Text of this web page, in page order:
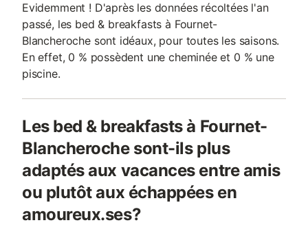
Evidemment ! D'après les données récoltées l'an
passé, les bed & breakfasts à Fournet-
Blancheroche sont idéaux, pour toutes les saisons.
En effet, 0 % possèdent une cheminée et 0 % une
piscine.
Les bed & breakfasts à Fournet-
Blancheroche sont-ils plus
adaptés aux vacances entre amis
ou plutôt aux échappées en
amoureux.ses?